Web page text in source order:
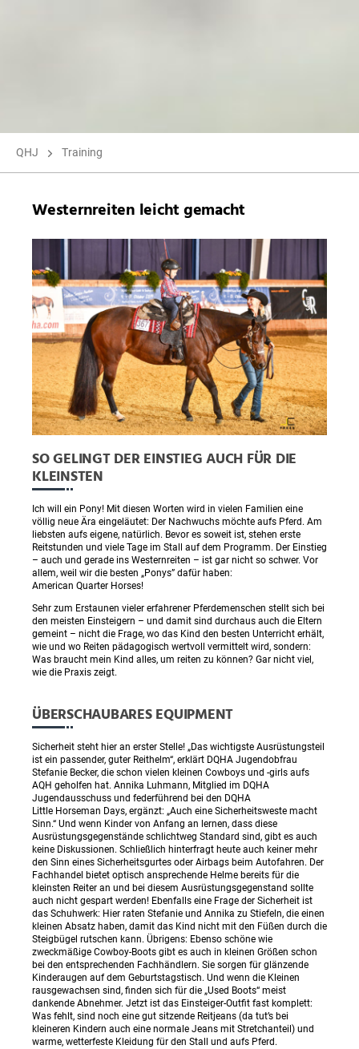
QHJ Training
Westernreiten leicht gemacht
SO GELINGT DER EINSTIEG AUCH FÜR DIE
KLEINSTEN
Ich will ein Pony! Mit diesen Worten wird in vielen Familien eine
völlig neue Ära eingeläutet: Der Nachwuchs möchte aufs Pferd. Am
liebsten aufs eigene, natürlich. Bevor es soweit ist, stehen erste
Reitstunden und viele Tage im Stall auf dem Programm. Der Einstieg
– auch und gerade ins Westernreiten – ist gar nicht so schwer. Vor
allem, weil wir die besten „Ponys” dafür haben:
American Quarter Horses!
Sehr zum Erstaunen vieler erfahrener Pferdemenschen stellt sich bei
den meisten Einsteigern – und damit sind durchaus auch die Eltern
gemeint – nicht die Frage, wo das Kind den besten Unterricht erhält,
wie und wo Reiten pädagogisch wertvoll vermittelt wird, sondern:
Was braucht mein Kind alles, um reiten zu können? Gar nicht viel,
wie die Praxis zeigt.
ÜBERSCHAUBARES EQUIPMENT
Sicherheit steht hier an erster Stelle! „Das wichtigste Ausrüstungsteil
ist ein passender, guter Reithelm“, erklärt DQHA Jugendobfrau
Stefanie Becker, die schon vielen kleinen Cowboys und -girls aufs
AQH geholfen hat. Annika Luhmann, Mitglied im DQHA
Jugendausschuss und federführend bei den DQHA
Little Horseman Days, ergänzt: „Auch eine Sicherheitsweste macht
Sinn.“ Und wenn Kinder von Anfang an lernen, dass diese
Ausrüstungsgegenstände schlichtweg Standard sind, gibt es auch
keine Diskussionen. Schließlich hinterfragt heute auch keiner mehr
den Sinn eines Sicherheitsgurtes oder Airbags beim Autofahren. Der
Fachhandel bietet optisch ansprechende Helme bereits für die
kleinsten Reiter an und bei diesem Ausrüstungsgegenstand sollte
auch nicht gespart werden! Ebenfalls eine Frage der Sicherheit ist
das Schuhwerk: Hier raten Stefanie und Annika zu Stiefeln, die einen
kleinen Absatz haben, damit das Kind nicht mit den Füßen durch die
Steigbügel rutschen kann. Übrigens: Ebenso schöne wie
zweckmäßige Cowboy-Boots gibt es auch in kleinen Größen schon
bei den entsprechenden Fachhändlern. Sie sorgen für glänzende
Kinderaugen auf dem Geburtstagstisch. Und wenn die Kleinen
rausgewachsen sind, finden sich für die „Used Boots“ meist
dankende Abnehmer. Jetzt ist das Einsteiger-Outfit fast komplett:
Was fehlt, sind noch eine gut sitzende Reitjeans (da tut’s bei
kleineren Kindern auch eine normale Jeans mit Stretchanteil) und
warme, wetterfeste Kleidung für den Stall und aufs Pferd.